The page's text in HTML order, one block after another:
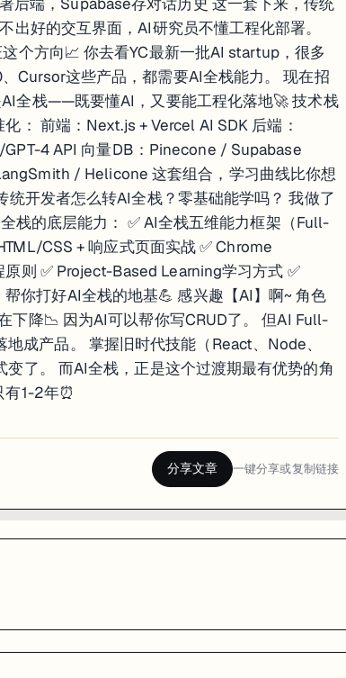
好的交互界面，AI研究员不懂工程化部署。
个方向📈 你去看YC最新一批AI startup，很多
Cursor这些产品，都需要AI全栈能力。 现在招
全栈——既要懂AI，又要能工程化落地🚀 技术栈
： 前端：Next.js + Vercel AI SDK 后端：
4 API 向量DB：Pinecone / Supabase
/ Helicone 这套组合，学习曲线比你想
开发者怎么转AI全栈？零基础能学吗？ 我做了
栈的底层能力： ✅ AI全栈五维能力框架（Full-
CSS + 响应式页面实战 ✅ Chrome
则 ✅ Project-Based Learning学习方式 ✅
你打好AI全栈的地基💪 感兴趣【AI】啊~ 角色
降📉 因为AI可以帮你写CRUD了。 但AI Full-
成产品。 掌握旧时代技能（React、Node、
了。 而AI全栈，正是这个过渡期最有优势的角
1-2年⏰
分享文章 一键分享或复制链接